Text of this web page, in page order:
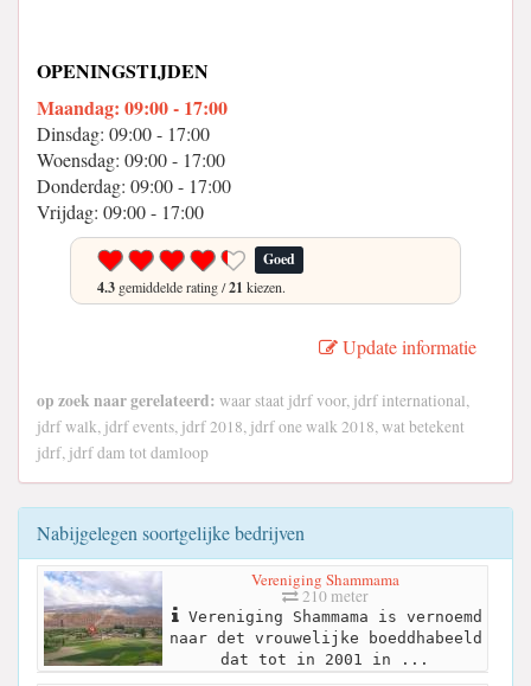
OPENINGSTIJDEN
Maandag: 09:00 - 17:00
Dinsdag: 09:00 - 17:00
Woensdag: 09:00 - 17:00
Donderdag: 09:00 - 17:00
Vrijdag: 09:00 - 17:00
Goed
4.3 gemiddelde rating /21 kiezen.
Update informatie
op zoek naar gerelateerd: waar staat jdrf voor, jdrf international,
jdrf walk, jdrf events, jdrf 2018, jdrf one walk 2018, wat betekent
jdrf, jdrf dam tot damloop
Nabijgelegen soortgelijke bedrijven
Vereniging Shammama
210 meter
Vereniging Shammama is vernoemd
naar det vrouwelijke boeddhabeeld
dat tot in 2001 in ...